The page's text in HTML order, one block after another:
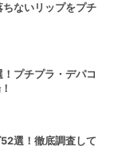
ないリップをプチ
プチプラ・デパコ
選！徹底調査して